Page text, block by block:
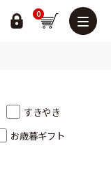
0
すきやき
お歳暮ギフト